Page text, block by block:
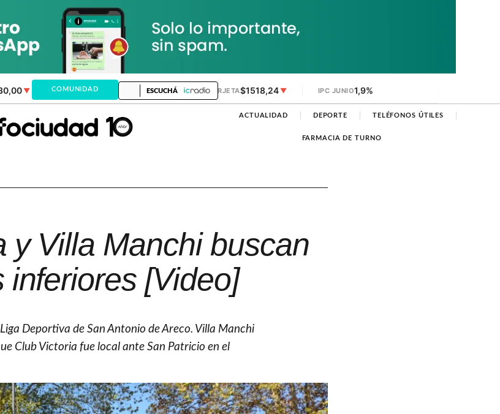
▼ DÓLAR MEP ▼ DÓLAR TARJETA$1518,24▼ IPC JUNIO1,9%
COMUNIDAD ESCUCHÁ
ACTUALIDAD DEPORTE TELÉFONOS ÚTILES
FARMACIA DE TURNO
y Villa Manchi buscan
[Video]
Deportiva de San Antonio de Areco. Villa Manchi
Club Victoria fue local ante San Patricio en el